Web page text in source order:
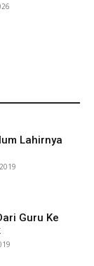
Lahirnya
Guru Ke